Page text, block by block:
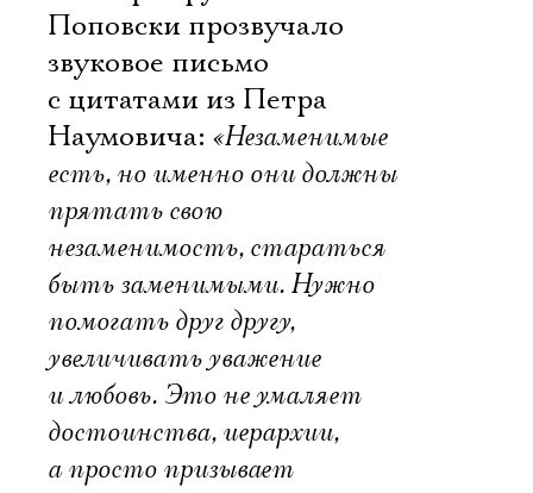
Поповски прозвучало
звуковое письмо
с цитатами из Петра
Наумовича: «Незаменимые
есть, но именно они должны
прятать свою
незаменимость, стараться
быть заменимыми. Нужно
помогать друг другу,
увеличивать уважение
и любовь. Это не умаляет
достоинства, иерархии,
а просто призывает